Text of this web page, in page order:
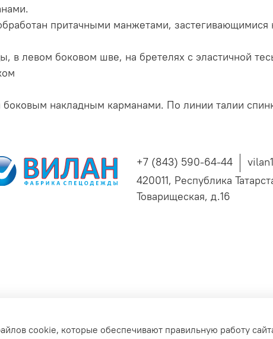
притачными манжетами, застегивающимися
в левом боковом шве, на бретелях с эластичной
накладным карманами. По линии талии
+7 (843) 590-64-44
420011, Республика
Товарищеская, д.16
сайта
cookie, которые обеспечивают правильную работу